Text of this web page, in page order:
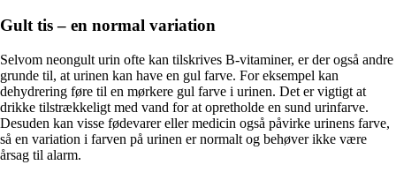
Gult tis – en normal variation
Selvom neongult urin ofte kan tilskrives B-vitaminer, er der også andre
grunde til, at urinen kan have en gul farve. For eksempel kan
dehydrering føre til en mørkere gul farve i urinen. Det er vigtigt at
drikke tilstrækkeligt med vand for at opretholde en sund urinfarve.
Desuden kan visse fødevarer eller medicin også påvirke urinens farve,
så en variation i farven på urinen er normalt og behøver ikke være
årsag til alarm.